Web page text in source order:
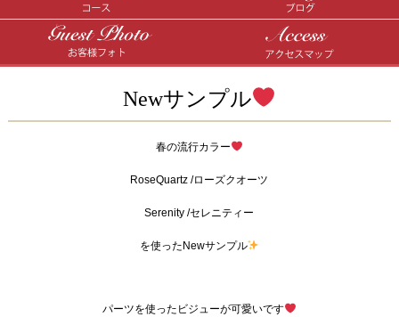
Newサンプル
春の流行カラー
RoseQuartz /ローズクオーツ
Serenity /セレニティー
を使ったNewサンプル
パーツを使ったビジューが可愛いです